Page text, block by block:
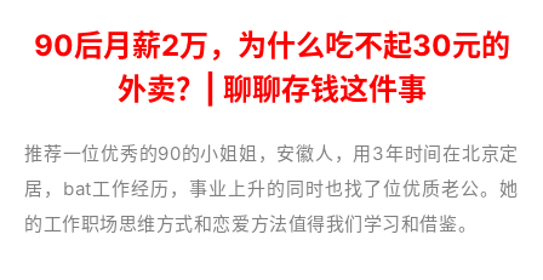
90后月薪2万，为什么吃不起30元的
外卖？| 聊聊存钱这件事
推荐一位优秀的90的小姐姐，安徽人，用3年时间在北京定
居，bat工作经历，事业上升的同时也找了位优质老公。她
的工作职场思维方式和恋爱方法值得我们学习和借鉴。